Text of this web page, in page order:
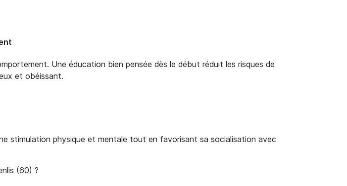
Une éducation bien pensée dès le début réduit les risques de
et obéissant.
stimulation physique et mentale tout en favorisant sa socialisation avec
(60) ?